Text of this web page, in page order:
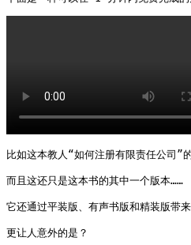
比如这本教人“如何注册有限责任公司
而且这还只是这本书的其中一个版本……
它还通过平装版、有声书版和精装版带来
更让人意外的是？